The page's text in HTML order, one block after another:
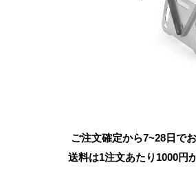
ご注文確定から7~28日で
送料は1注文あたり 1000円